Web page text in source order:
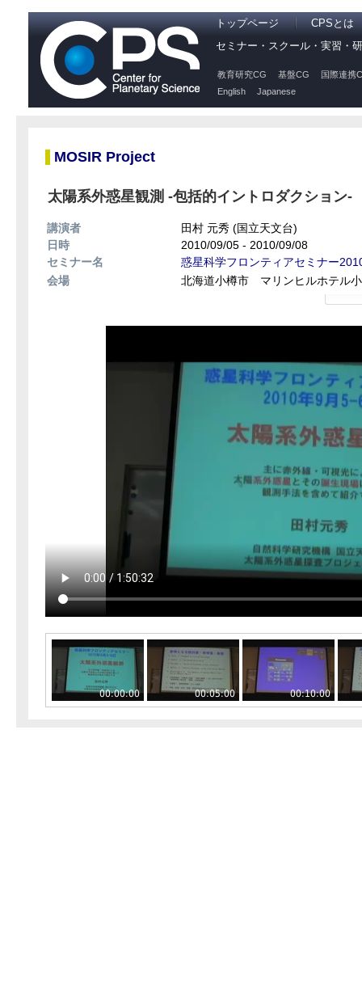
トップページ
CPSとは
セミナー・スクール・実習・
教育研究CG 基盤CG
国際連携
English
Japanese
MOSIR Project
太陽系外惑星観測 -包括的イントロダクション-
講演者
田村 元秀 (国立天文台)
日時
2010/09/05 - 2010/09/08
セミナー名
惑星科学フロンティアセミナー
会場
北海道小樽市 マリンヒルホテル
00:00:00 00:05:00 00:10:00